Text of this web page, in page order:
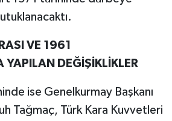
VE 1961
YAPILAN DEĞİŞİKLİKLER
ise Genelkurmay Başkanı
Tağmaç, Türk Kara Kuvvetleri